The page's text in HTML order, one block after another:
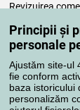
Principii și
personale
Ajustăm site-ul
fie conform
baza istoricului
personalizăm
Revizuirea
Reclamaţii
Retragere de la
Regulile de
Metode